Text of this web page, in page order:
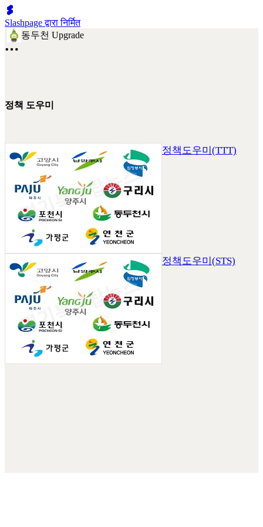
Slashpage द्वारा निर्मित
동두천 Upgrade
정책 도우미
정책도우미(TTT)
정책도우미(STS)